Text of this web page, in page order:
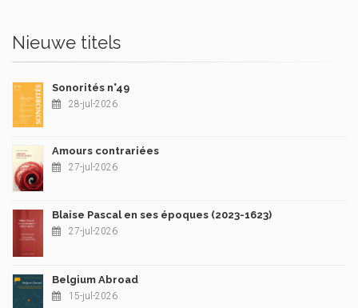
Nieuwe titels
Sonorités n°49
28-jul-2026
Amours contrariées
27-jul-2026
Blaise Pascal en ses époques (2023-1623)
27-jul-2026
Belgium Abroad
15-jul-2026